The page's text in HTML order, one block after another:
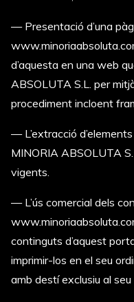
— Presentació d’una
d’aquesta en una web
ABSOLUTA S.L. per
procediment incloent
— L’extracció
MINORIA ABSOLUTA
vigents.
— L’ús comercial dels
continguts d’aquest
imprimir-los en el seu
amb destí exclusiu al